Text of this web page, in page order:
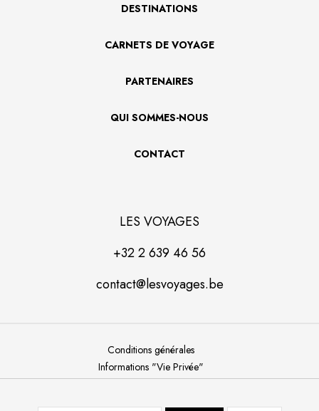
DESTINATIONS
CARNETS DE VOYAGE
PARTENAIRES
QUI SOMMES-NOUS
CONTACT
LES VOYAGES
+32 2 639 46 56
contact@lesvoyages.be
Conditions générales
Informations "Vie Privée"
Informations "Cookies"